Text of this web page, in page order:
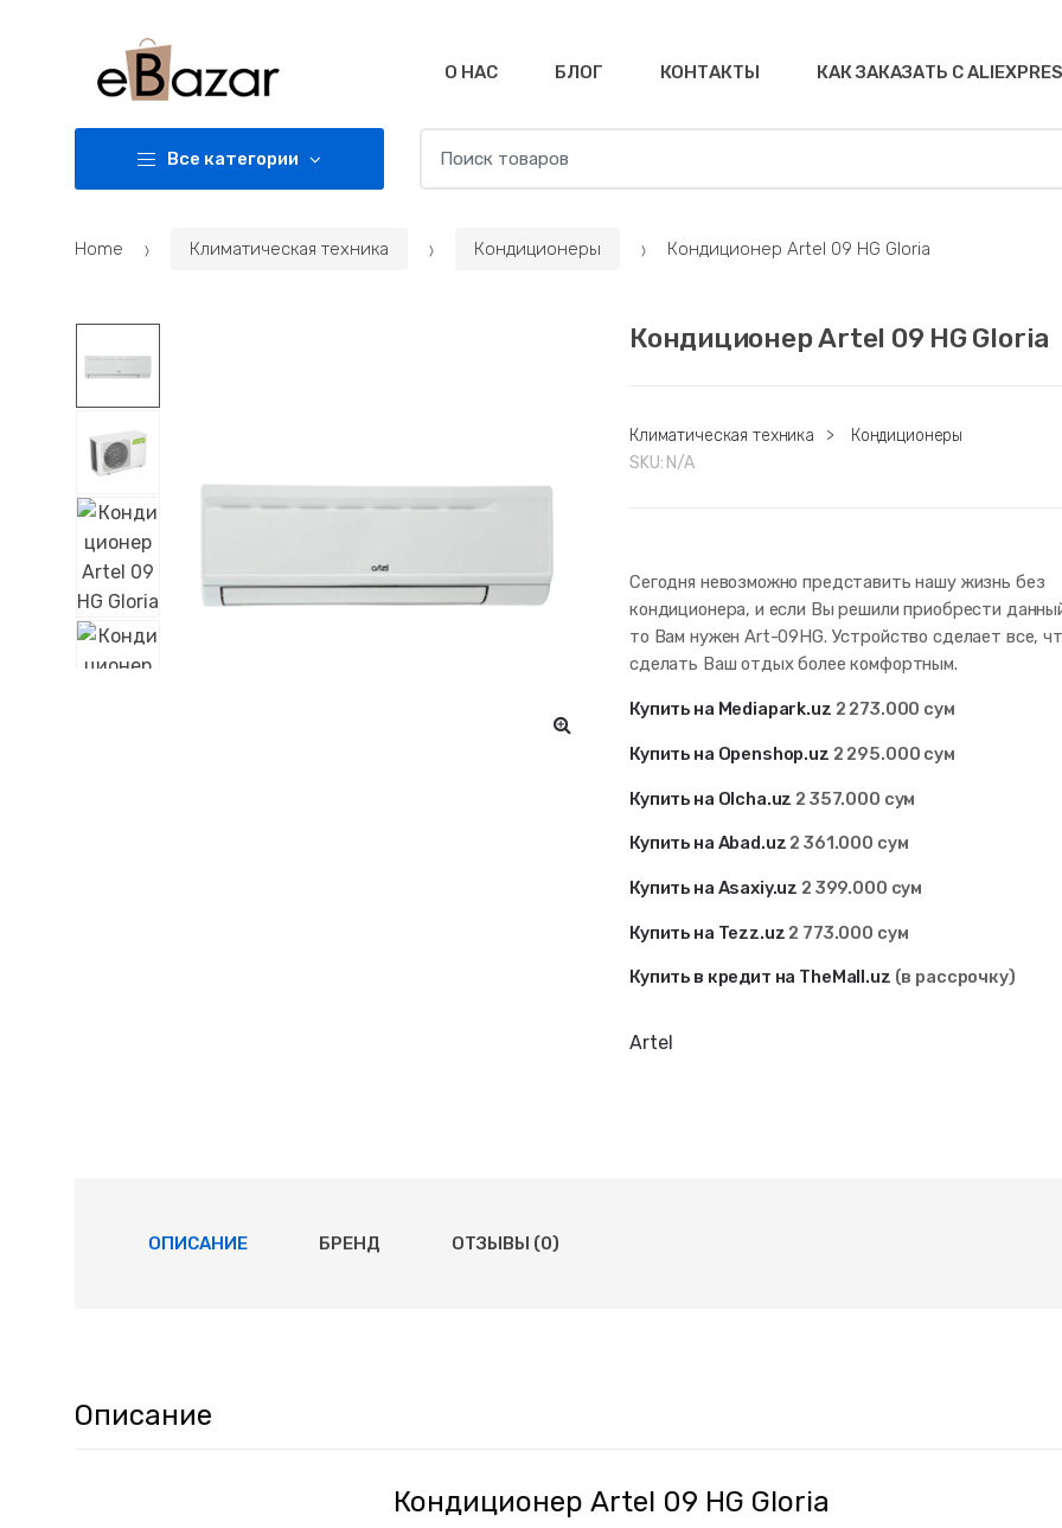
О НАС БЛОГ КОНТАКТЫ КАК ЗАКАЗАТЬ С
Все категории
for:
Home Климатическая техника Кондиционеры Кондиционер Artel 09 HG Gloria
Кондиционер Artel 09 HG Gloria
Климатическая техника >
Кондиционеры
SKU: N/A
Сегодня невозможно представить нашу жизнь без
кондиционера, и если Вы решили приобрести
то Вам нужен Art-09HG. Устройство сделает все,
сделать Ваш отдых более комфортным.
Купить на Mediapark.uz 2 273.000 сум
Купить на Openshop.uz 2 295.000 сум
Купить на Olcha.uz 2 357.000 сум
Купить на Abad.uz 2 361.000 сум
Купить на Asaxiy.uz 2 399.000 сум
Купить на Tezz.uz 2 773.000 сум
Купить в кредит на TheMall.uz (в рассрочку)
Artel
ОПИСАНИЕ БРЕНД ОТЗЫВЫ (0)
Описание
Кондиционер Artel 09 HG Gloria